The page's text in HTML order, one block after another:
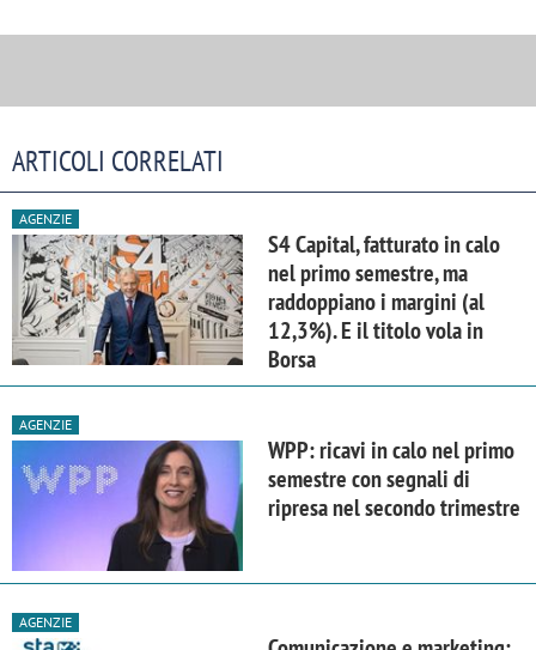
ARTICOLI CORRELATI
AGENZIE
S4 Capital, fatturato in calo
nel primo semestre, ma
raddoppiano i margini (al
12,3%). E il titolo vola in
Borsa
AGENZIE
WPP: ricavi in calo nel primo
semestre con segnali di
ripresa nel secondo trimestre
AGENZIE